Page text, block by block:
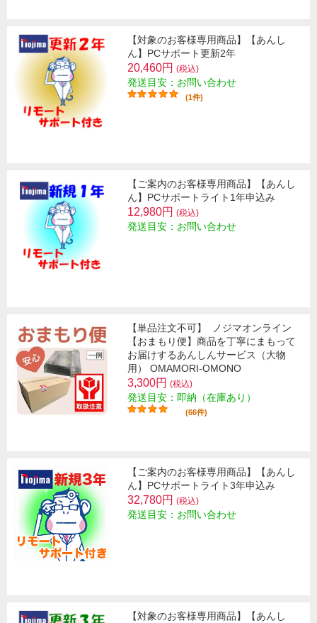
【対象のお客様専用商品】【あんし
ん】PCサポート更新2年
20,460円 (税込)
発送目安：お問い合わせ
(1件)
【ご案内のお客様専用商品】【あんし
ん】PCサポートライト1年申込み
12,980円 (税込)
発送目安：お問い合わせ
【単品注文不可】
ノジマオンライン
【おまもり便】商品を丁寧にまもって
お届けするあんしんサービス（大物
用） OMAMORI-OMONO
3,300円 (税込)
発送目安：即納（在庫あり）
(66件)
【ご案内のお客様専用商品】【あんし
ん】PCサポートライト3年申込み
32,780円 (税込)
発送目安：お問い合わせ
【対象のお客様専用商品】【あんし